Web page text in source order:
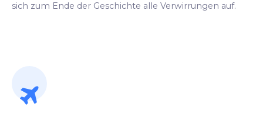
sich zum Ende der Geschichte alle Verwirrungen auf.